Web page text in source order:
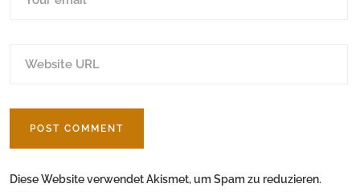
Diese Website verwendet Akismet, um Spam zu reduzieren.